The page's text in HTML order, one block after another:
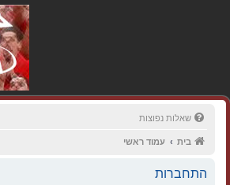
שאלות נפוצות
בית עמוד ראשי
התחברות